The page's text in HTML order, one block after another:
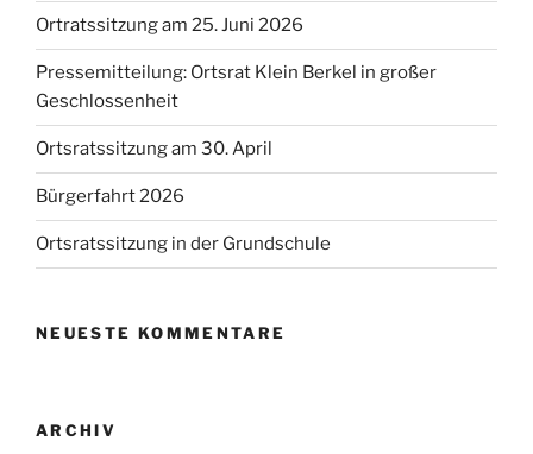
Ortratssitzung am 25. Juni 2026
Pressemitteilung: Ortsrat Klein Berkel in großer
Geschlossenheit
Ortsratssitzung am 30. April
Bürgerfahrt 2026
Ortsratssitzung in der Grundschule
NEUESTE KOMMENTARE
ARCHIV